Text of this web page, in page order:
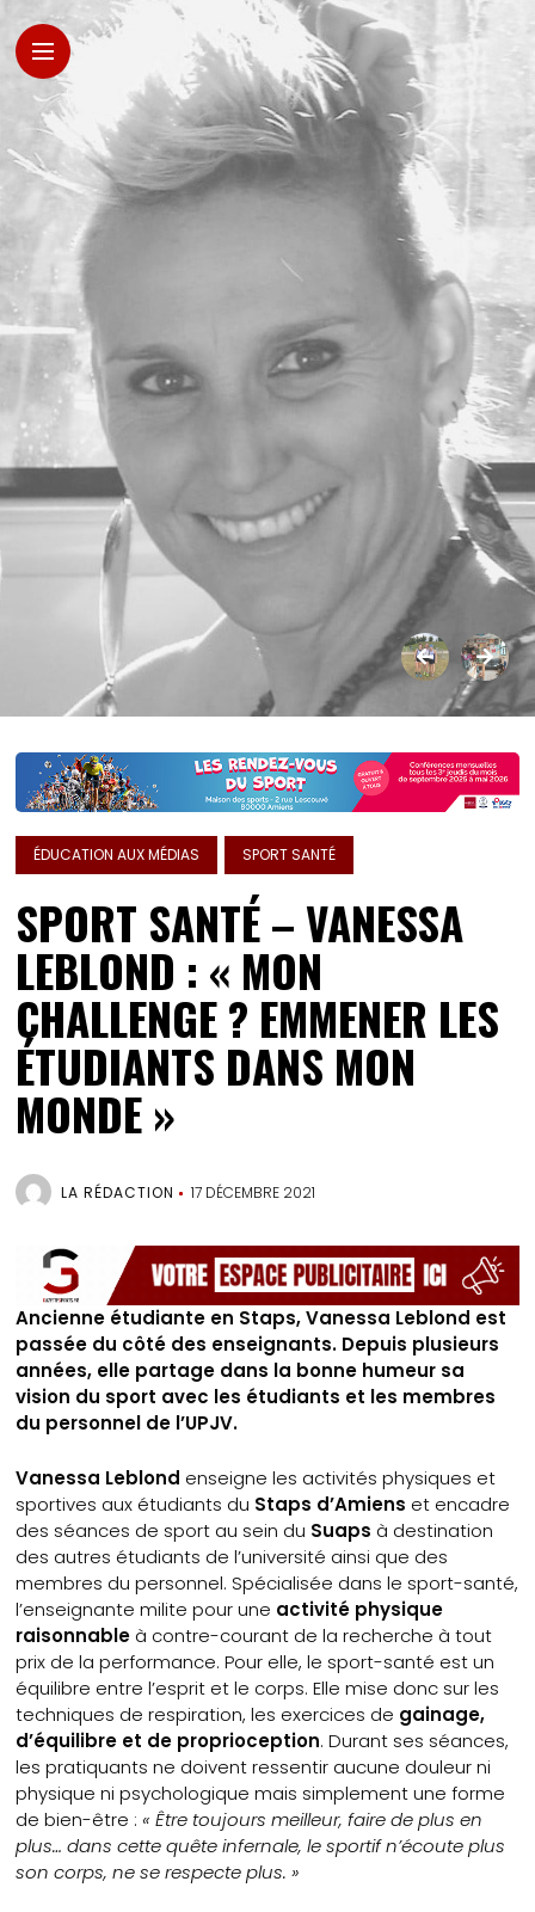
ÉDUCATION AUX MÉDIAS SPORT SANTÉ
SPORT SANTÉ – VANESSA
LEBLOND : « MON
CHALLENGE ? EMMENER LES
ÉTUDIANTS DANS MON
MONDE »
LA RÉDACTION 17 DÉCEMBRE 2021
Ancienne étudiante en Staps, Vanessa Leblond est
passée du côté des enseignants. Depuis plusieurs
années, elle partage dans la bonne humeur sa
vision du sport avec les étudiants et les membres
du personnel de l’UPJV.
Vanessa Leblond enseigne les activités physiques et
sportives aux étudiants du Staps d’Amiens et encadre
des séances de sport au sein du Suaps à destination
des autres étudiants de l’université ainsi que des
membres du personnel. Spécialisée dans le sport-santé,
l’enseignante milite pour une activité physique
raisonnable à contre-courant de la recherche à tout
prix de la performance. Pour elle, le sport-santé est un
équilibre entre l’esprit et le corps. Elle mise donc sur les
techniques de respiration, les exercices de gainage,
d’équilibre et de proprioception. Durant ses séances,
les pratiquants ne doivent ressentir aucune douleur ni
physique ni psychologique mais simplement une forme
de bien-être :« Être toujours meilleur, faire de plus en
plus… dans cette quête infernale, le sportif n’écoute plus
son corps, ne se respecte plus. »